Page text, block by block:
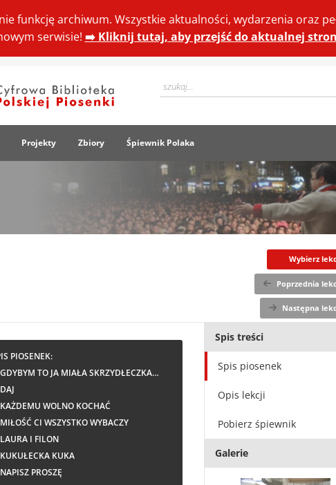
funkcję archiwum. Wszystkie aktualności, wydarzenia oraz
serwisie! ➡️ Kliknij tutaj, aby przejść do aktualnej
Projekty Zbiory Śpiewnik Polaka
Wybierz
Poprzednia
Następna
PIOSENEK:
TO JA MIAŁA SKRZYDŁECZKA…
WOLNO KOCHAĆ
CI WSZYSTKO WYBACZY
I FILON
KUKA
PROSZĘ
Spis treści
Spis piosenek
Opis lekcji
Pobierz śpiewnik
Galerie